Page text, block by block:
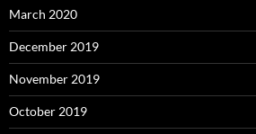
March 2020
December 2019
November 2019
October 2019